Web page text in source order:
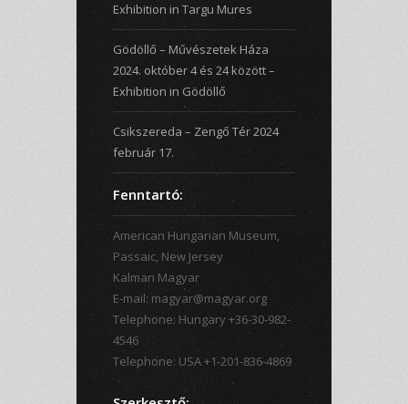
Exhibition in Targu Mures
Gödöllő – Művészetek Háza
2024. október 4 és 24 között –
Exhibition in Gödöllő
Csikszereda – Zengő Tér 2024
február 17.
Fenntartó:
American Hungarian Museum,
Passaic, New Jersey
Kalman Magyar
E-mail: magyar@magyar.org
Telephone: Hungary +36-30-982-
4546
Telephone: USA +1-201-836-4869